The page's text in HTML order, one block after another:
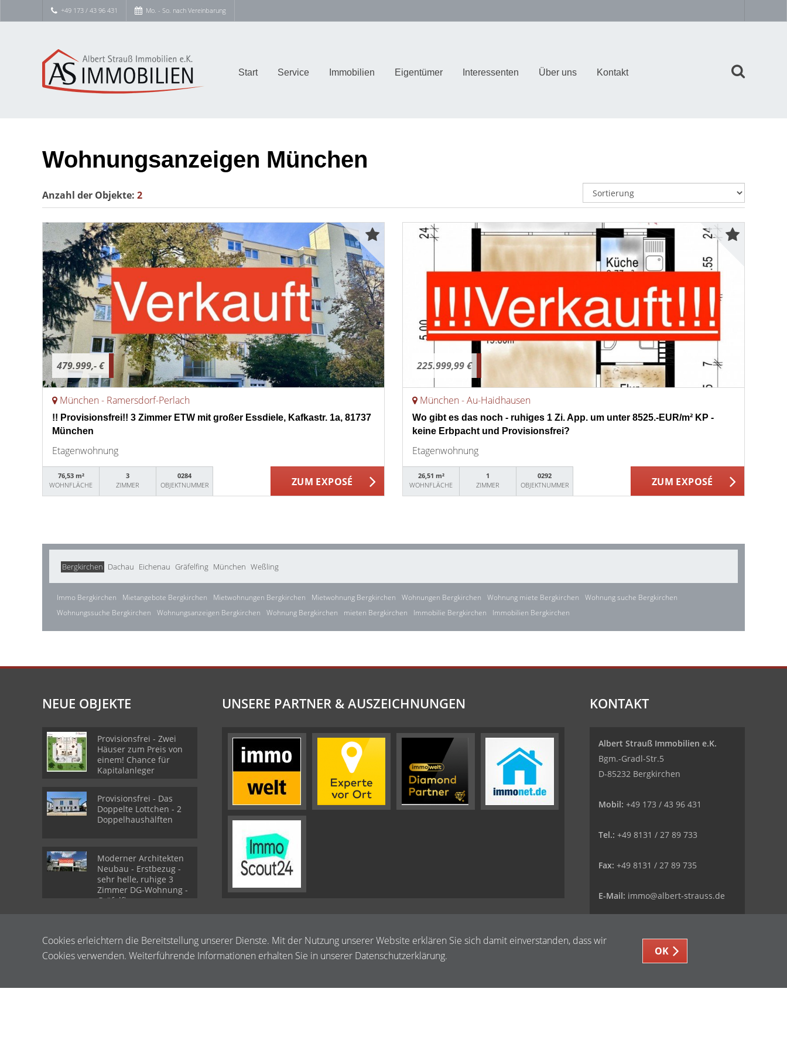
+49 173 / 43 96 431 Mo. - So. nach Vereinbarung
Start Service Immobilien Eigentümer Interessenten Über uns Kontakt
Wohnungsanzeigen München
Anzahl der Objekte: 2
479.999,- €
München - Ramersdorf-Perlach
!! Provisionsfrei!! 3 Zimmer ETW mit großer Essdiele, Kafkastr. 1a, 81737
München
Etagenwohnung
76,53 m²
WOHNFLÄCHE
3
ZIMMER
0284
OBJEKTNUMMER
ZUM EXPOSÉ
225.999,99 €
München - Au-Haidhausen
Wo gibt es das noch - ruhiges 1 Zi. App. um unter 8525.-EUR/m² KP -
keine Erbpacht und Provisionsfrei?
Etagenwohnung
26,51 m²
WOHNFLÄCHE
1
ZIMMER
0292
OBJEKTNUMMER
ZUM EXPOSÉ
Bergkirchen Dachau Eichenau Gräfelfing München Weßling
Immo Bergkirchen Mietangebote Bergkirchen Mietwohnungen Bergkirchen Mietwohnung Bergkirchen Wohnungen Bergkirchen Wohnung miete Bergkirchen
Wohnung suche Bergkirchen
Wohnungssuche Bergkirchen
Wohnungsanzeigen Bergkirchen Wohnung Bergkirchen mieten Bergkirchen Immobilie Bergkirchen Immobilien Bergkirchen
Cookies erleichtern die Bereitstellung unserer Dienste. Mit der Nutzung unserer Website erklären Sie sich damit einverstanden, dass wir
Cookies verwenden. Weiterführende Informationen erhalten Sie in unserer Datenschutzerklärung.
OK
NEUE OBJEKTE
Provisionsfrei - Zwei
Häuser zum Preis von
einem! Chance für
Kapitalanleger
Provisionsfrei - Das
Doppelte Lottchen - 2
Doppelhaushälften
Moderner Architekten
Neubau - Erstbezug -
sehr helle, ruhige 3
Zimmer DG-Wohnung -
Gräfelfing
UNSERE PARTNER & AUSZEICHNUNGEN KONTAKT
Albert Strauß Immobilien e.K.
Bgm.-Gradl-Str.5
D-85232 Bergkirchen
Mobil: +49 173 / 43 96 431
Tel.: +49 8131 / 27 89 733
Fax: +49 8131 / 27 89 735
E-Mail: immo@albert-strauss.de
Datenschutz